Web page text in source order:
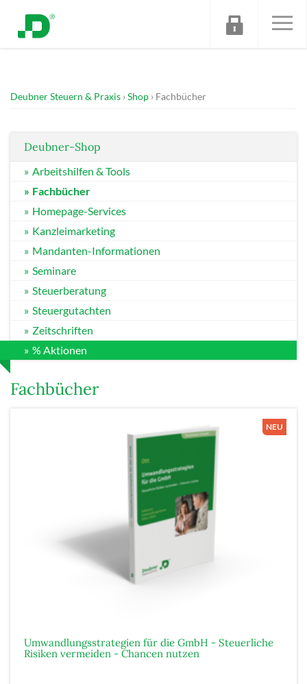
Deubner Steuern & Praxis Shop Fachbücher
Deubner-Shop
Arbeitshilfen & Tools
Fachbücher
Homepage-Services
Kanzleimarketing
Mandanten-Informationen
Seminare
Steuerberatung
Steuergutachten
Zeitschriften
% Aktionen
Fachbücher
Umwandlungsstrategien für die GmbH - Steuerliche
Risiken vermeiden - Chancen nutzen